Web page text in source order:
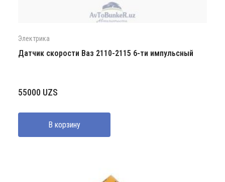
Электрика
Датчик скорости Ваз 2110-2115 6-ти импульсный
55000 UZS
В корзину